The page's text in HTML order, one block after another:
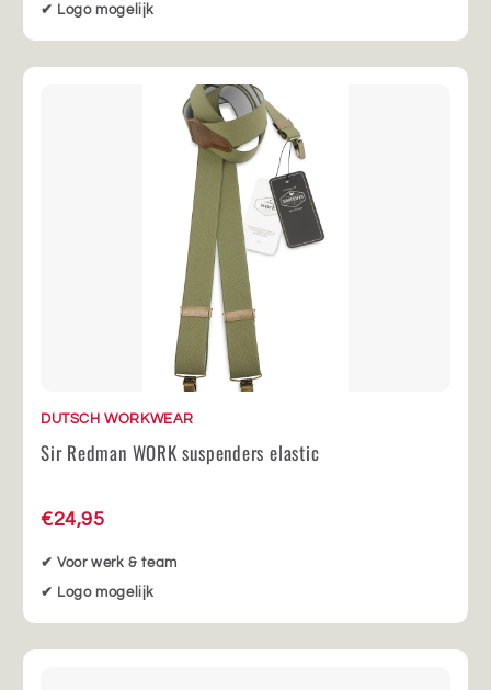
✔ Logo mogelijk
DUTSCH WORKWEAR
Sir Redman WORK suspenders elastic
€24,95
✔ Voor werk & team
✔ Logo mogelijk